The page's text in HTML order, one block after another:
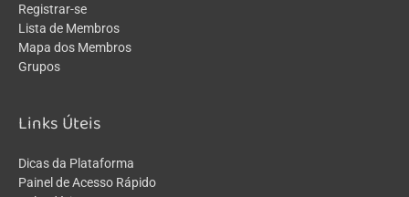
Registrar-se
Lista de Membros
Mapa dos Membros
Grupos
Links Úteis
Dicas da Plataforma
Painel de Acesso Rápido